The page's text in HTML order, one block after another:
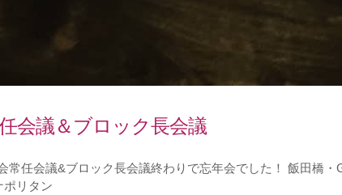
会議＆ブロック長会議
常任会議&ブロック長会議終わりで忘年会でした！ 飯田橋
ポリタン